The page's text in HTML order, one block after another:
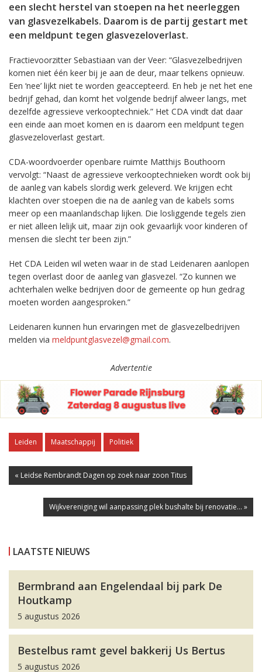
een slecht herstel van stoepen na het neerleggen
van glasvezelkabels. Daarom is de partij gestart met
een meldpunt tegen glasvezeloverlast.
Fractievoorzitter Sebastiaan van der Veer: “Glasvezelbedrijven
komen niet één keer bij je aan de deur, maar telkens opnieuw.
Een ‘nee’ lijkt niet te worden geaccepteerd. En heb je net het ene
bedrijf gehad, dan komt het volgende bedrijf alweer langs, met
dezelfde agressieve verkooptechniek.” Het CDA vindt dat daar
een einde aan moet komen en is daarom een meldpunt tegen
glasvezeloverlast gestart.
CDA-woordvoerder openbare ruimte Matthijs Bouthoorn
vervolgt: “Naast de agressieve verkooptechnieken wordt ook bij
de aanleg van kabels slordig werk geleverd. We krijgen echt
klachten over stoepen die na de aanleg van de kabels soms
meer op een maanlandschap lijken. Die losliggende tegels zien
er niet alleen lelijk uit, maar zijn ook gevaarlijk voor kinderen of
mensen die slecht ter been zijn.”
Het CDA Leiden wil weten waar in de stad Leidenaren aanlopen
tegen overlast door de aanleg van glasvezel. “Zo kunnen we
achterhalen welke bedrijven door de gemeente op hun gedrag
moeten worden aangesproken.”
Leidenaren kunnen hun ervaringen met de glasvezelbedrijven
melden via meldpuntglasvezel@gmail.com.
Advertentie
Leiden Maatschappij Politiek
« Leidse Rembrandt Dagen op zoek naar zoon Titus
Wijkvereniging wil aanpassing plek bushalte bij renovatie... »
LAATSTE NIEUWS
Bermbrand aan Engelendaal bij park De
Houtkamp
5 augustus 2026
Bestelbus ramt gevel bakkerij Us Bertus
5 augustus 2026